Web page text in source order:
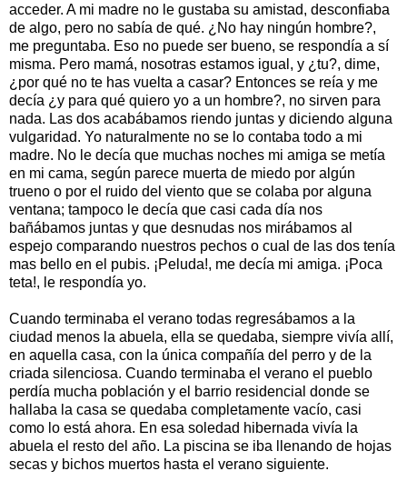
acceder. A mi madre no le gustaba su amistad, desconfiaba
de algo, pero no sabía de qué. ¿No hay ningún hombre?,
me preguntaba. Eso no puede ser bueno, se respondía a sí
misma. Pero mamá, nosotras estamos igual, y ¿tu?, dime,
¿por qué no te has vuelta a casar? Entonces se reía y me
decía ¿y para qué quiero yo a un hombre?, no sirven para
nada. Las dos acabábamos riendo juntas y diciendo alguna
vulgaridad. Yo naturalmente no se lo contaba todo a mi
madre. No le decía que muchas noches mi amiga se metía
en mi cama, según parece muerta de miedo por algún
trueno o por el ruido del viento que se colaba por alguna
ventana; tampoco le decía que casi cada día nos
bañábamos juntas y que desnudas nos mirábamos al
espejo comparando nuestros pechos o cual de las dos tenía
mas bello en el pubis. ¡Peluda!, me decía mi amiga. ¡Poca
teta!, le respondía yo.
Cuando terminaba el verano todas regresábamos a la
ciudad menos la abuela, ella se quedaba, siempre vivía allí,
en aquella casa, con la única compañía del perro y de la
criada silenciosa. Cuando terminaba el verano el pueblo
perdía mucha población y el barrio residencial donde se
hallaba la casa se quedaba completamente vacío, casi
como lo está ahora. En esa soledad hibernada vivía la
abuela el resto del año. La piscina se iba llenando de hojas
secas y bichos muertos hasta el verano siguiente.